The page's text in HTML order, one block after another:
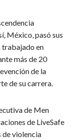
México, pasó sus
trabajado en
más de 20
de la
de su carrera.
de Men
de LiveSafe
de violencia